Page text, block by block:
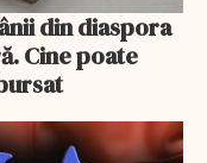
din diaspora
Cine poate